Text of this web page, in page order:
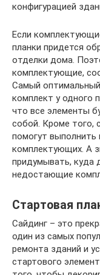
конфигурацией
Если
планки придется
отделки дома.
комплектующие,
Самый
комплект у одного
что все элементы
собой. Кроме того,
помогут выполнить
комплектующих. А
придумывать, куда
недостающие
Стартовая
Сайдинг – это
один из самых
ремонта зданий и
стартового